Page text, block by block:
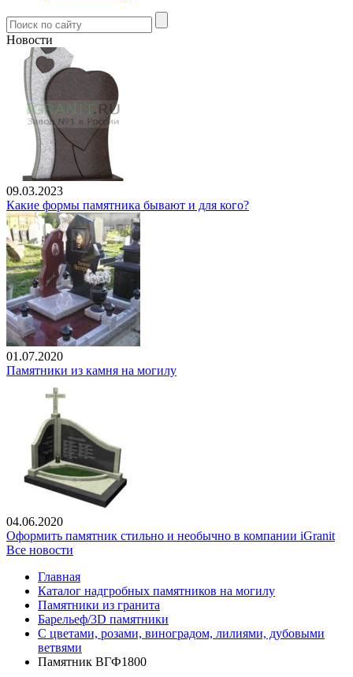
Новости
09.03.2023
Какие формы памятника бывают и для кого?
01.07.2020
Памятники из камня на могилу
04.06.2020
Оформить памятник стильно и необычно в компании iGranit
Все новости
Главная
Каталог надгробных памятников на могилу
Памятники из гранита
Барельеф/3D памятники
С цветами, розами, виноградом, лилиями, дубовыми
ветвями
Памятник ВГФ1800